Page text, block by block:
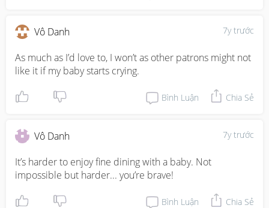
7y trước
Vô Danh
As much as I’d love to, I won’t as other patrons might not
like it if my baby starts crying.
Bình Luận Chia Sẻ
7y trước
Vô Danh
It’s harder to enjoy fine dining with a baby. Not
impossible but harder... you’re brave!
Bình Luận Chia Sẻ